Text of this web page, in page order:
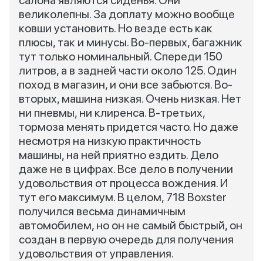
великолепны. За доплату можно вообще
ковши установить. Но везде есть как
плюсы, так и минусы. Во-первых, багажник
тут только номинальный. Спереди 150
литров, а в задней части около 125. Один
поход в магазин, и они все забьются. Во-
вторых, машина низкая. Очень низкая. Нет
ни пневмы, ни клиренса. В-третьих,
тормоза менять придется часто. Но даже
несмотря на низкую практичность
машины, на ней приятно ездить. Дело
даже не в цифрах. Все дело в получении
удовольствия от процесса вождения. И
тут его максимум. В целом, 718 Boxster
получился весьма динамичным
автомобилем, но он не самый быстрый, он
создан в первую очередь для получения
удовольствия от управления.